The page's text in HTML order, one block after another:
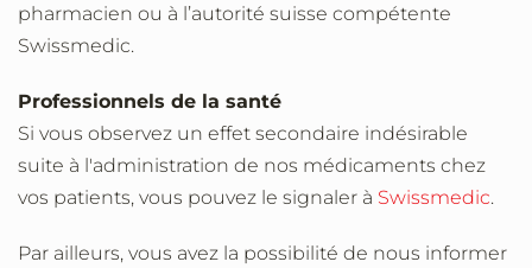
pharmacien ou à l’autorité suisse compétente
Swissmedic.
Professionnels de la santé
Si vous observez un effet secondaire indésirable
suite à l'administration de nos médicaments chez
vos patients, vous pouvez le signaler à Swissmedic.
Par ailleurs, vous avez la possibilité de nous informer